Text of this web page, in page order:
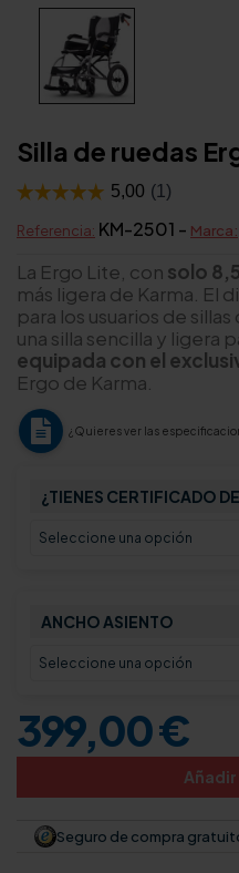
Silla de ruedas
Referencia: KM-2501 - Marca:
La Ergo Lite, con solo
más ligera de Karma. El
para los usuarios de
una silla sencilla y ligera
equipada con el
Ergo de Karma.
¿Quieres ver las
¿TIENES CERTIFICADO
ANCHO ASIENTO
399,00 €
Seguro de compra